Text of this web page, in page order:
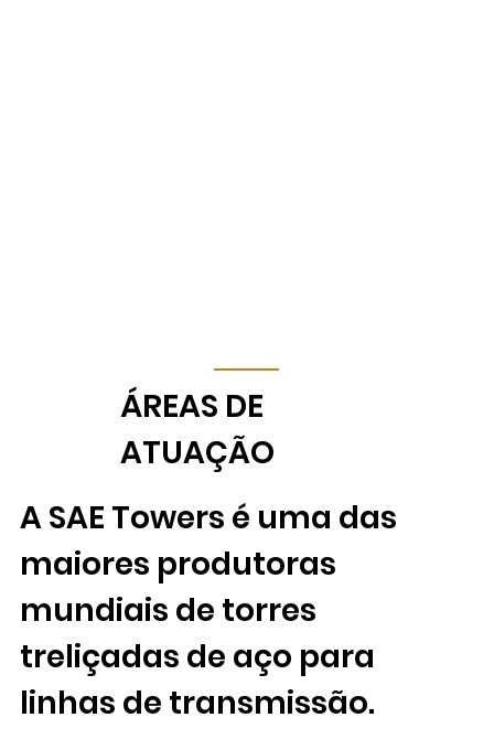
​ÁREAS DE
ATUAÇÃO
A SAE Towers é uma das
maiores produtoras
mundiais de torres
treliçadas de aço para
linhas de transmissão.